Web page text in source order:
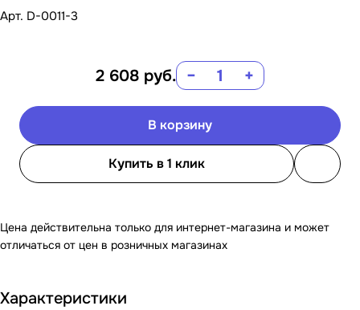
Арт. D-0011-3
2 608 руб. − +
В корзину
Купить в 1 клик
Цена действительна только для интернет-магазина и может
отличаться от цен в розничных магазинах
Характеристики